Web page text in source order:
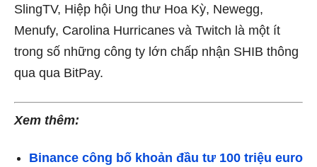
SlingTV, Hiệp hội Ung thư Hoa Kỳ, Newegg,
Menufy, Carolina Hurricanes và Twitch là một ít
trong số những công ty lớn chấp nhận SHIB thông
qua qua BitPay.
Xem thêm:
Binance công bố khoản đầu tư 100 triệu euro